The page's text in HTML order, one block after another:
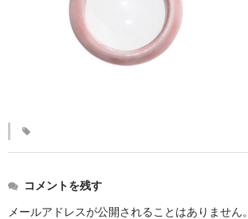
錦花唐草シリーズ
KINKAKARAKUSA
銀彩シリーズ
デルフト伊万里シリーズ
コメントを残す
メールアドレスが公開されることはありません。